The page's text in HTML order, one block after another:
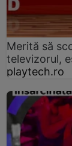
Merită să
televizorul,
playtech.ro